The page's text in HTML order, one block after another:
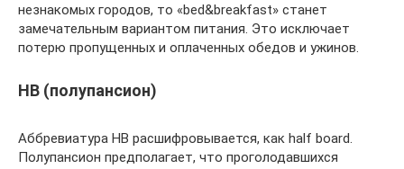
незнакомых городов, то «bed&breakfast» станет
замечательным вариантом питания. Это исключает
потерю пропущенных и оплаченных обедов и ужинов.
HB (полупансион)
Аббревиатура HB расшифровывается, как half board.
Полупансион предполагает, что проголодавшихся